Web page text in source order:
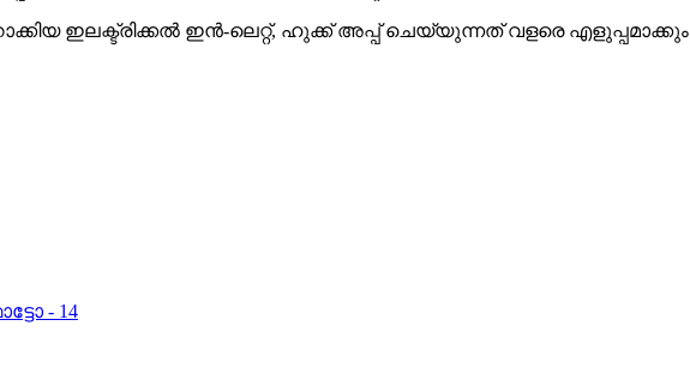
ഇലക്ട്രിക്കൽ ഇൻ-ലെറ്റ്, ഹുക്ക് അപ്പ് ചെയ്യുന്നത് വളരെ എളുപ്പമാക്കും